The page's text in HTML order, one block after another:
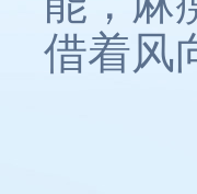
借着风